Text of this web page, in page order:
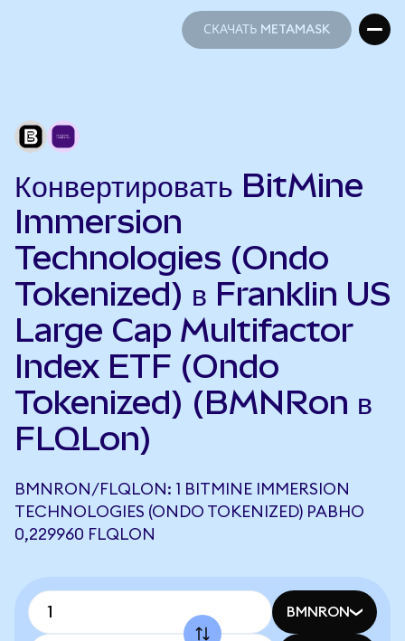
СКАЧАТЬ METAMASK
Конвертировать BitMine
Immersion
Technologies (Ondo
Tokenized) в Franklin US
Large Cap Multifactor
Index ETF (Ondo
Tokenized) (BMNRon в
FLQLon)
BMNRON/FLQLON: 1 BITMINE IMMERSION
TECHNOLOGIES (ONDO TOKENIZED) РАВНО
0,229960 FLQLON
BMNRON